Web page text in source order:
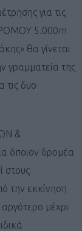
για τις
5.000m
θα γίνεται
γραμματεία της
τις δυο
&
όποιον δρομέα
στους
την εκκίνηση
μέχρι